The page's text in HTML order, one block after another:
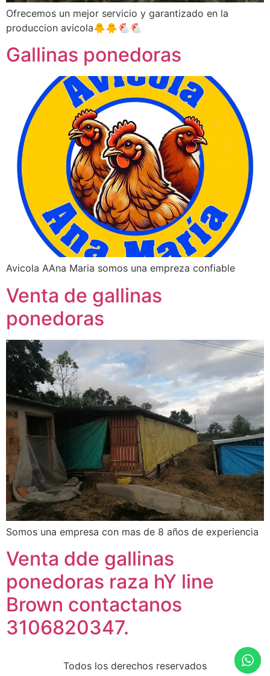
Ofrecemos un mejor servicio y garantizado en la
produccion avicola🐥🐥🐔🐔
Gallinas ponedoras
Avicola AAna Maria somos una empreza confiable
Venta de gallinas
ponedoras
Somos una empresa con mas de 8 años de experiencia
Venta dde gallinas
ponedoras raza hY line
Brown contactanos
3106820347.
Todos los derechos reservados